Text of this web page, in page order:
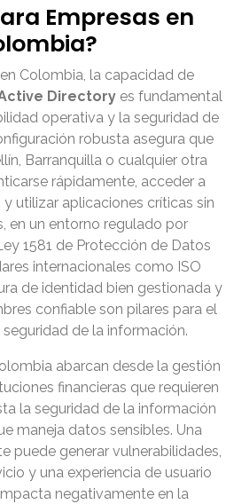
Empresas en
Colombia, la capacidad de
Directory es fundamental
operativa y la seguridad de
robusta asegura que
Barranquilla o cualquier otra
rápidamente, acceder a
utilizar aplicaciones críticas sin
en un entorno regulado por
1581 de Protección de Datos
internacionales como ISO
de identidad bien gestionada y
confiable son pilares para el
de la información.
abarcan desde la gestión
financieras que requieren
la seguridad de la información
maneja datos sensibles. Una
puede generar vulnerabilidades,
y una experiencia de usuario
negativamente en la